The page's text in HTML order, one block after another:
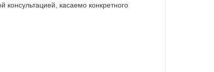
касаемо конкретного